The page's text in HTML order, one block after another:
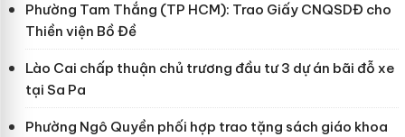
Phường Tam Thắng (TP HCM): Trao Giấy CNQSDĐ cho
Thiền viện Bồ Đề
Lào Cai chấp thuận chủ trương đầu tư 3 dự án bãi đỗ xe
tại Sa Pa
Phường Ngô Quyền phối hợp trao tặng sách giáo khoa